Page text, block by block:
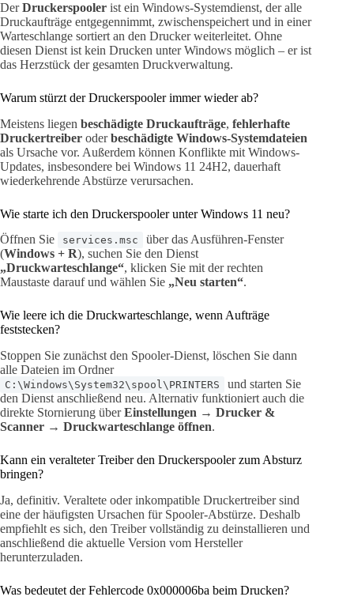
DerDruckerspooler ist ein Windows-Systemdienst, der alle
Druckaufträge entgegennimmt, zwischenspeichert und in einer
Warteschlange sortiert an den Drucker weiterleitet. Ohne
diesen Dienst ist kein Drucken unter Windows möglich – er ist
das Herzstück der gesamten Druckverwaltung.
Warum stürzt der Druckerspooler immer wieder ab?
Meistens liegen beschädigte Druckaufträge, fehlerhafte
Druckertreiber oderbeschädigte Windows-Systemdateien
als Ursache vor. Außerdem können Konflikte mit Windows-
Updates, insbesondere bei Windows 11 24H2, dauerhaft
wiederkehrende Abstürze verursachen.
Wie starte ich den Druckerspooler unter Windows 11 neu?
Öffnen Sie
services.msc
über das Ausführen-Fenster
(Windows + R), suchen Sie den Dienst
„Druckwarteschlange“, klicken Sie mit der rechten
Maustaste darauf und wählen Sie „Neu starten“.
Wie leere ich die Druckwarteschlange, wenn Aufträge
feststecken?
Stoppen Sie zunächst den Spooler-Dienst, löschen Sie dann
alle Dateien im Ordner
C:\Windows\System32\spool\PRINTERS
und starten Sie
den Dienst anschließend neu. Alternativ funktioniert auch die
direkte Stornierung überEinstellungen → Drucker &
Scanner → Druckwarteschlange öffnen.
Kann ein veralteter Treiber den Druckerspooler zum Absturz
bringen?
Ja, definitiv. Veraltete oder inkompatible Druckertreiber sind
eine der häufigsten Ursachen für Spooler-Abstürze. Deshalb
empfiehlt es sich, den Treiber vollständig zu deinstallieren und
anschließend die aktuelle Version vom Hersteller
herunterzuladen.
Was bedeutet der Fehlercode 0x000006ba beim Drucken?